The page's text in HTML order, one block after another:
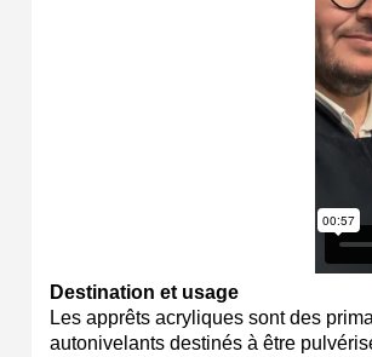
Livraison sous 24 h en
Retour produits sous 14
Réduction de 5€ sur la première
Inscription à la newsletter : 5€ de
Destination et usage
Les apprêts acryliques sont des
autonivelants destinés à être